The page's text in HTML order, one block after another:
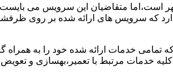
متقاضیان این سرویس می
که سرویس های ارائه شده بر روی
خدمات ارائه شده خود را به همراه
خدمات مرتبط با تعمیر،بهسازی و